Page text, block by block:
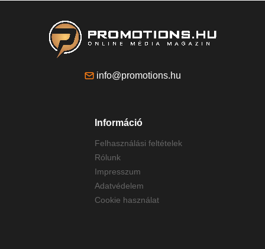
info@promotions.hu
Információ
Felhasználási feltételek
Rólunk
Impresszum
Adatvédelem
Cookie használat